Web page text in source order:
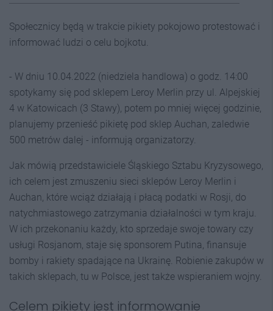
Społecznicy będą w trakcie pikiety pokojowo protestować i
informować ludzi o celu bojkotu.
- W dniu 10.04.2022 (niedziela handlowa) o godz. 14:00
spotykamy się pod sklepem Leroy Merlin przy ul. Alpejskiej
4 w Katowicach (3 Stawy), potem po mniej więcej godzinie,
planujemy przenieść pikietę pod sklep Auchan, zaledwie
500 metrów dalej - informują organizatorzy.
Jak mówią przedstawiciele Śląskiego Sztabu Kryzysowego,
ich celem jest zmuszeniu sieci sklepów Leroy Merlin i
Auchan, które wciąż działają i płacą podatki w Rosji, do
natychmiastowego zatrzymania działalności w tym kraju.
W ich przekonaniu każdy, kto sprzedaje swoje towary czy
usługi Rosjanom, staje się sponsorem Putina, finansuje
bomby i rakiety spadające na Ukrainę. Robienie zakupów w
takich sklepach, tu w Polsce, jest także wspieraniem wojny.
Celem pikiety jest informowanie